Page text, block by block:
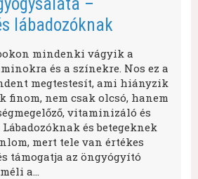
lábadozóknak
mindenki vágyik a
és a színekre. Nos ez a
megtestesít, ami hiányzik
finom, nem csak olcsó, hanem
vitaminizáló és
és betegeknek
mert tele van értékes
támogatja az öngyógyító
a…